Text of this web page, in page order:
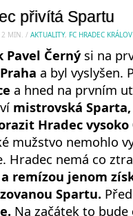
přivítá Spartu
2 MIN. / AKTUALITY, FC HRADEC
Pavel Černýsi na
a byl vyslyšen.
a hned na prvním
mistrovská Sparta,
Hradec vysoko
mužstvo nemohlo
Hradec nemá co
remízou jenom
Spartu.
Na začátek to bude